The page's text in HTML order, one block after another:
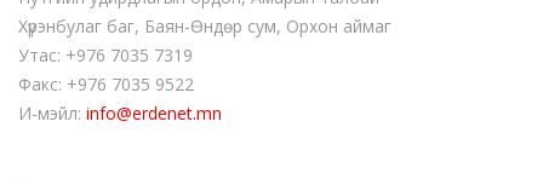
Хүрэнбулаг баг, Баян-Өндөр сум, Орхон аймаг
Утас: +976 7035 7319
Факс: +976 7035 9522
И-мэйл: info@erdenet.mn